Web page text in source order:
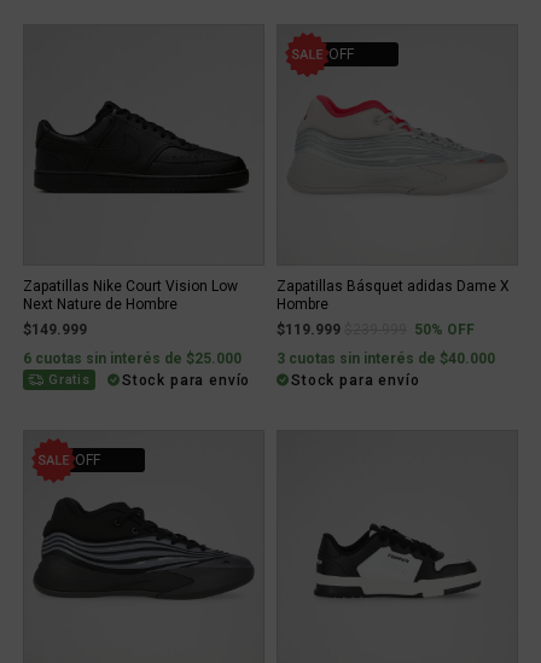
Zapatillas Nike Court Vision Low
Next Nature de Hombre
$149.999
6 cuotas sin interés de $25.000
Gratis Stock para envío
50% OFF
Zapatillas Básquet adidas Dame X
Hombre
$119.999
Price reduced from
to50% OFF
3 cuotas sin interés de $40.000
Stock para envío
50% OFF